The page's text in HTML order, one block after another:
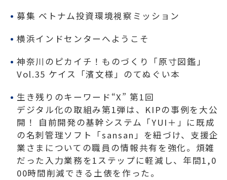
募集 ベトナム投資環境視察ミッション
横浜インドセンターへようこそ
神奈川のピカイチ！ものづくり「原寸図鑑」
Vol.35 ケイス「濱文様」のてぬぐい本
生き残りのキーワード“X” 第1回
デジタル化の取組み第1弾は、KIPの事例を大公
開！ 自前開発の基幹システム「YUI＋」に既成
の名刺管理ソフト「sansan」を紐づけ、支援企
業さまについての職員の情報共有を強化。煩雑
だった入力業務を1ステップに軽減し、年間1,0
00時間削減できる土俵を作った。